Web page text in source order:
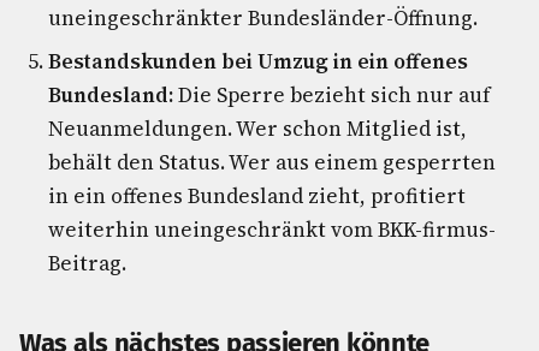
uneingeschränkter Bundesländer-Öffnung.
Bestandskunden bei Umzug in ein offenes
Bundesland:Die Sperre bezieht sich nur auf
Neuanmeldungen. Wer schon Mitglied ist,
behält den Status. Wer aus einem gesperrten
in ein offenes Bundesland zieht, profitiert
weiterhin uneingeschränkt vom BKK-firmus-
Beitrag.
Was als nächstes passieren könnte